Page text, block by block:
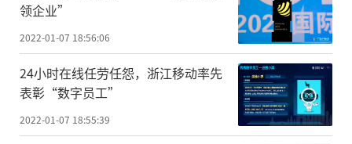
领企业”
2022-01-07 18:56:06
24小时在线任劳任怨，浙江移动率先
表彰“数字员工”
2022-01-07 18:55:39